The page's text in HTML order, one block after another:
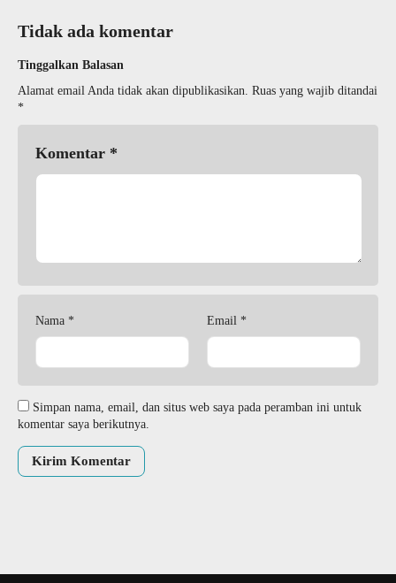
Tidak ada komentar
Tinggalkan Balasan
Alamat email Anda tidak akan dipublikasikan. Ruas yang wajib ditandai
*
Komentar *
Nama * Email *
Simpan nama, email, dan situs web saya pada peramban ini untuk
komentar saya berikutnya.